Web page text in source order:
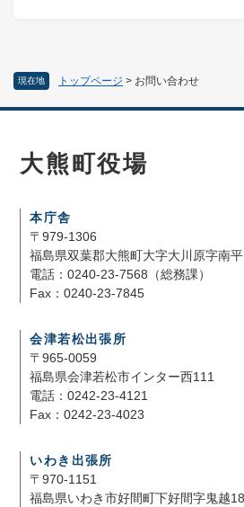
現在地 トップページ > お問い合わせ
大熊町役場
本庁舎
〒979-1306
福島県双葉郡大熊町大字大川原字南
電話：0240-23-7568（総務課）
Fax：0240-23-7845
会津若松出張所
〒965-0059
福島県会津若松市インター西111
電話：0242-23-4121
Fax：0242-23-4023
いわき出張所
〒970-1151
福島県いわき市好間町下好間字鬼越18